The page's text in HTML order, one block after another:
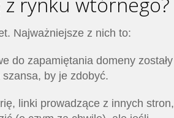
Najważniejsze z nich to:
do zapamiętania domeny zostały
by je zdobyć.
linki prowadzące z innych stron,